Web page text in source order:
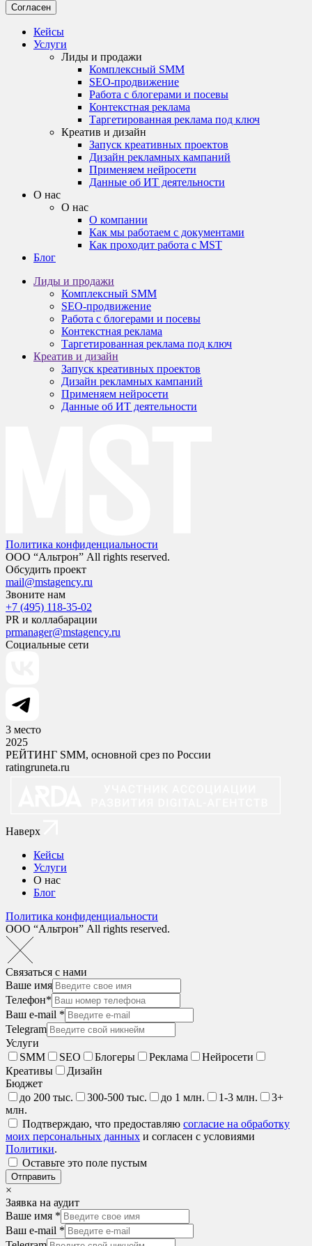
Согласен
Кейсы
Услуги
Лиды и продажи
Комплексный SMM
SEO-продвижение
Работа с блогерами и посевы
Контекстная реклама
Таргетированная реклама под ключ
Креатив и дизайн
Запуск креативных проектов
Дизайн рекламных кампаний
Применяем нейросети
Данные об ИТ деятельности
О нас
О нас
О компании
Как мы работаем с документами
Как проходит работа с MST
Блог
Лиды и продажи
Комплексный SMM
SEO-продвижение
Работа с блогерами и посевы
Контекстная реклама
Таргетированная реклама под ключ
Креатив и дизайн
Запуск креативных проектов
Дизайн рекламных кампаний
Применяем нейросети
Данные об ИТ деятельности
Политика конфиденциальности
ООО “Альтрон” All rights reserved.
Обсудить проект
mail@mstagency.ru
Звоните нам
+7 (495) 118-35-02
PR и коллабарации
prmanager@mstagency.ru
Социальные сети
3 место
2025
РЕЙТИНГ SMM, основной срез по России
ratingruneta.ru
Наверх
Кейсы
Услуги
О нас
Блог
Политика конфиденциальности
ООО “Альтрон” All rights reserved.
Связаться с нами
Ваше имя
Телефон*
Ваш e-mail *
Telegram
Услуги
SMM
SEO Блогеры Реклама
Нейросети
Креативы
Дизайн
Бюджет
до 200 тыс.
300-500 тыс. до 1 млн. 1-3 млн.
3+
млн.
Подтверждаю, что предоставляю согласие на обработку
моих персональных данных и согласен с условиями
Политики.
Оставьте это поле пустым
Отправить
×
Заявка на аудит
Ваше имя *
Ваш e-mail *